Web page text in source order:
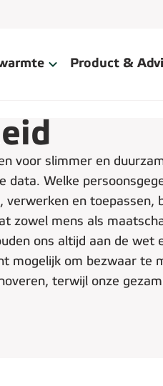
Product &
voor slimmer en
Welke
en toepassen,
zowel mens als
ons altijd aan de
mogelijk om bezwaar te
terwijl onze